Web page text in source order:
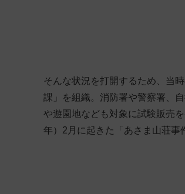
そんな状況を打開するため、当
課」を組織。消防署や警察署、
や遊園地なども対象に試験販売
年）2月に起きた「あさま山荘事